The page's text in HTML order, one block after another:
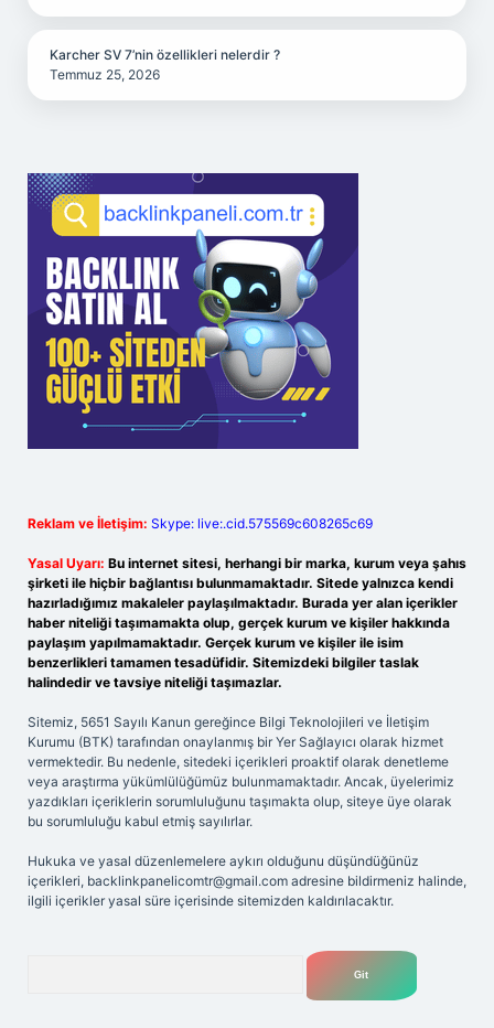
Karcher SV 7’nin özellikleri nelerdir ?
Temmuz 25, 2026
Reklam ve İletişim: Skype: live:.cid.575569c608265c69
Yasal Uyarı: Bu internet sitesi, herhangi bir marka, kurum veya şahıs
şirketi ile hiçbir bağlantısı bulunmamaktadır. Sitede yalnızca kendi
hazırladığımız makaleler paylaşılmaktadır. Burada yer alan içerikler
haber niteliği taşımamakta olup, gerçek kurum ve kişiler hakkında
paylaşım yapılmamaktadır. Gerçek kurum ve kişiler ile isim
benzerlikleri tamamen tesadüfidir. Sitemizdeki bilgiler taslak
halindedir ve tavsiye niteliği taşımazlar.
Sitemiz, 5651 Sayılı Kanun gereğince Bilgi Teknolojileri ve İletişim
Kurumu (BTK) tarafından onaylanmış bir Yer Sağlayıcı olarak hizmet
vermektedir. Bu nedenle, sitedeki içerikleri proaktif olarak denetleme
veya araştırma yükümlülüğümüz bulunmamaktadır. Ancak, üyelerimiz
yazdıkları içeriklerin sorumluluğunu taşımakta olup, siteye üye olarak
bu sorumluluğu kabul etmiş sayılırlar.
Hukuka ve yasal düzenlemelere aykırı olduğunu düşündüğünüz
içerikleri, backlinkpanelicomtr@gmail.com adresine bildirmeniz halinde,
ilgili içerikler yasal süre içerisinde sitemizden kaldırılacaktır.